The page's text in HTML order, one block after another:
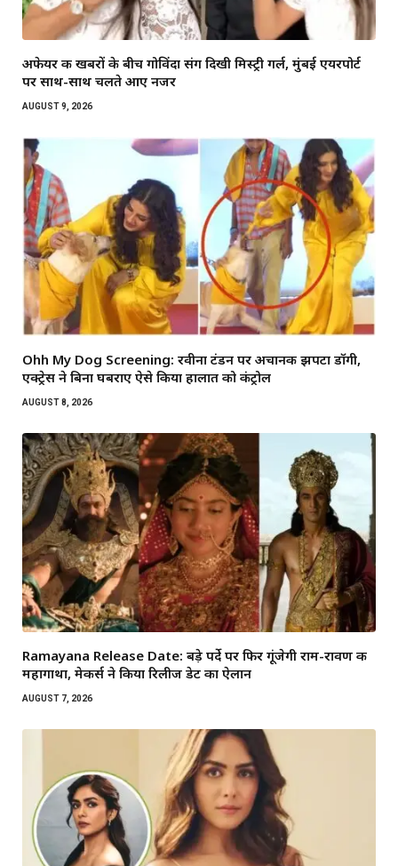
अफेयर की खबरों के बीच गोविंदा संग दिखी मिस्ट्री गर्ल, मुंबई एयरपोर्ट
पर साथ-साथ चलते आए नजर
AUGUST 9, 2026
Ohh My Dog Screening: रवीना टंडन पर अचानक झपटा डॉगी,
एक्ट्रेस ने बिना घबराए ऐसे किया हालात को कंट्रोल
AUGUST 8, 2026
Ramayana Release Date: बड़े पर्दे पर फिर गूंजेगी राम-रावण की
महागाथा, मेकर्स ने किया रिलीज डेट का ऐलान
AUGUST 7, 2026